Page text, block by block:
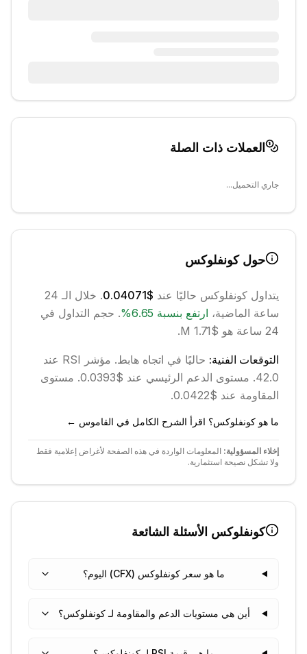
العملات ذات الصلة
جاري التحميل...
حولكونفلوكس
يتداول كونفلوكس حاليًا عند $0.04071
. خلال الـ 24
ساعة الماضية، ارتفع بنسبة 6.65
%
. حجم التداول في
24 ساعة هو $1.71 M.
التوقعات الفنية: حاليًا في اتجاه هابط.
مؤشر RSI عند
42.0. مستوى الدعم الرئيسي عند $0.0393.
مستوى
المقاومة عند $0.0422.
ما هو كونفلوكس؟ اقرأ الشرح الكامل في القاموس ←
إخلاء المسؤولية: المعلومات الواردة في هذه الصفحة لأغراض إعلامية فقط
ولا تشكل نصيحة استثمارية.
كونفلوكس الأسئلة الشائعة
ما هو سعر كونفلوكس (CFX) اليوم؟
أين هي مستويات الدعم والمقاومة لـ كونفلوكس؟